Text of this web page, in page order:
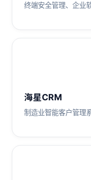
终端安全管理、企业
海星CRM
制造业智能客户管理